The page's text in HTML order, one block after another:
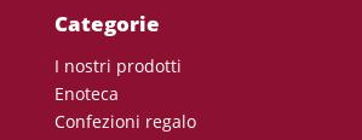
Categorie
I nostri prodotti
Enoteca
Confezioni regalo